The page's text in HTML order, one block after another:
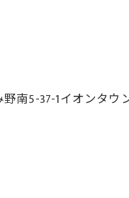
南5-37-1イオンタウ